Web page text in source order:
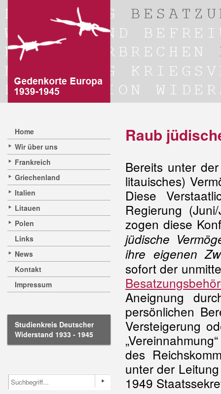
Home
Wir über uns
Frankreich
Griechenland
Italien
Litauen
Polen
Links
News
Kontakt
Impressum
Studienkreis Deutscher
Widerstand 1933 - 1945
Raub
Bereits unter
litauisches)
Diese
Regierung
zogen diese
jüdische
ihre eigenen
sofort der
Aneignung
persönlichen
Versteigerung
des
unter der
1949